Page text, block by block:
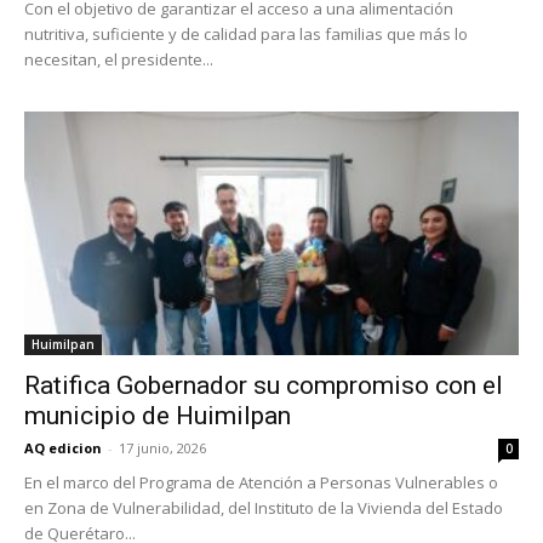
Con el objetivo de garantizar el acceso a una alimentación
nutritiva, suficiente y de calidad para las familias que más lo
necesitan, el presidente...
Huimilpan
Ratifica Gobernador su compromiso con el
municipio de Huimilpan
AQ edicion - 17 junio, 2026 0
En el marco del Programa de Atención a Personas Vulnerables o
en Zona de Vulnerabilidad, del Instituto de la Vivienda del Estado
de Querétaro...